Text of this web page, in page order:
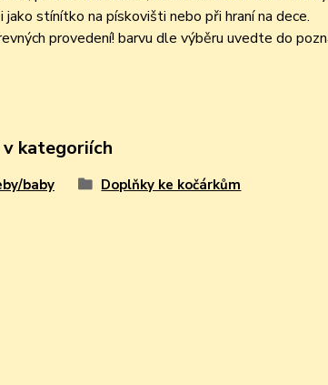
stínítko na pískovišti nebo při hraní na dece.
provedení! barvu dle výběru uvedte do
kategoriích
baby
Doplňky ke kočárkům